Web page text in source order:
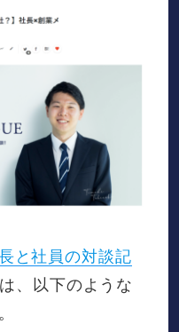
長と社員の対談記
、以下のような